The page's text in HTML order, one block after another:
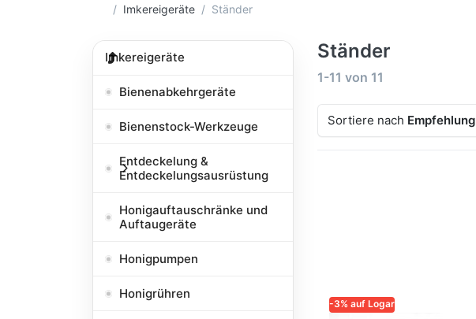
Startseite
Imkereigeräte Ständer
Imkereigeräte
Bienenabkehrgeräte
Bienenstock-Werkzeuge
Entdeckelung &
Entdeckelungsausrüstung
Honigauftauschränke und
Auftaugeräte
Honigpumpen
Honigrühren
Ständer
Suchergebnisse:
1-11 von 11
Sortiere nach Empfehlung
-3% auf Logar